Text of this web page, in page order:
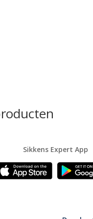
Sikkens Expert App